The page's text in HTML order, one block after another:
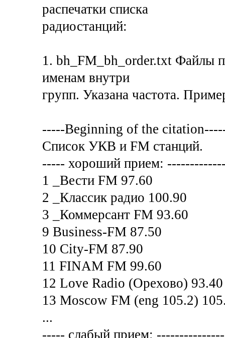
распечатки списка
радиостанций:
1. bh_FM_bh_order.txt Файлы
именам внутри
групп. Указана частота.
-----Beginning of the
Список УКВ и FM станций.
----- хороший прием:
1 _Вести FM 97.60
2 _Классик радио 100.90
3 _Коммерсант FM 93.60
9 Business-FM 87.50
10 City-FM 87.90
11 FINAM FM 99.60
12 Love Radio (Орехово) 93.40
13 Moscow FM (eng 105.2)
...
----- слабый прием: